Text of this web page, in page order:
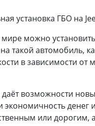
установка ГБО на
можно
такой автомобиль,
в зависимости
возможности
экономичность
или дорогим,